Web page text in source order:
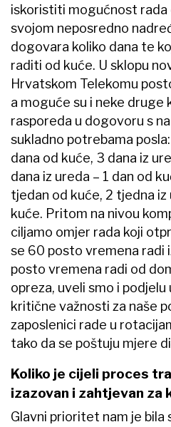
iskoristiti mogućnost rada
svojom neposredno
dogovara koliko dana te
raditi od kuće. U sklopu
Hrvatskom Telekomu
a moguće su i neke druge
rasporeda u dogovoru s
sukladno potrebama
dana od kuće, 3 dana iz
dana iz ureda – 1 dan od
tjedan od kuće, 2 tjedna iz
kuće. Pritom na nivou
ciljamo omjer rada koji
se 60 posto vremena radi
posto vremena radi od
opreza, uveli smo i
kritične važnosti za naše
zaposlenici rade u
tako da se poštuju mjere
Koliko je cijeli proces
izazovan i zahtjevan za
Glavni prioritet nam je bila